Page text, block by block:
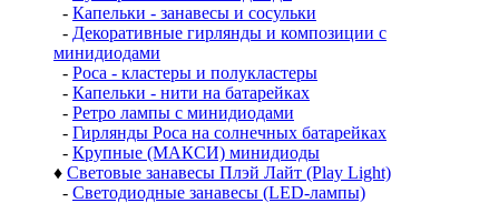
- Капельки - занавесы и сосульки
- Декоративные гирлянды и композиции с
минидиодами
- Роса - кластеры и полукластеры
- Капельки - нити на батарейках
- Ретро лампы с минидиодами
- Гирлянды Роса на солнечных батарейках
- Крупные (МАКСИ) минидиоды
♦ Световые занавесы Плэй Лайт (Play Light)
- Светодиодные занавесы (LED-лампы)